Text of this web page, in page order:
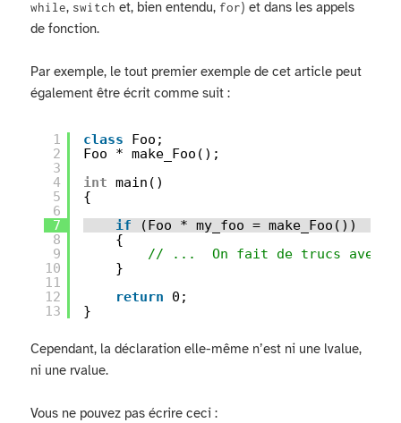
while, switch et, bien entendu, for) et dans les appels
de fonction.
Par exemple, le tout premier exemple de cet article peut
également être écrit comme suit :
1
2
3
4
5
6
7
8
9
10
11
12
13
class
Foo;
Foo * make_Foo();
int main()
{
if
(Foo * my_foo = make_Foo())
{
// ...  On fait de trucs avec le
}
return
0;
}
Cependant, la déclaration elle-même n’est ni une lvalue,
ni une rvalue.
Vous ne pouvez pas écrire ceci :